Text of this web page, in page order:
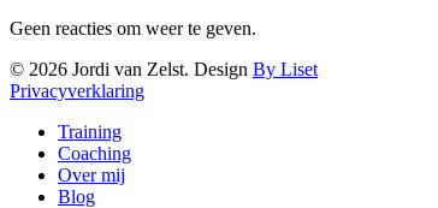
Geen reacties om weer te geven.
© 2026 Jordi van Zelst. Design By Liset
Privacyverklaring
Close
Menu
Training
Coaching
Over mij
Blog